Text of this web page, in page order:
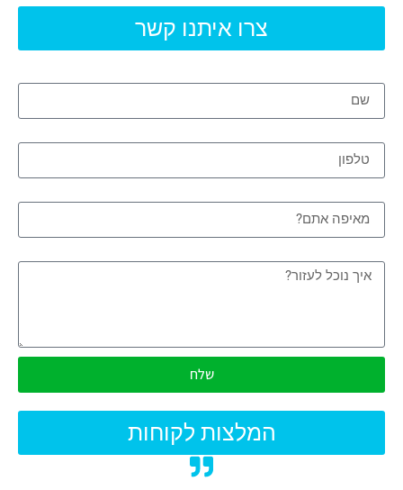
צרו איתנו קשר
שלח
המלצות לקוחות